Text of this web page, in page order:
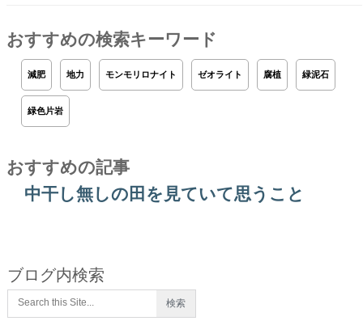
おすすめの検索キーワード
減肥 地力 モンモリロナイト ゼオライト 腐植 緑泥石
緑色片岩
おすすめの記事
中干し無しの田を見ていて思うこと
ブログ内検索